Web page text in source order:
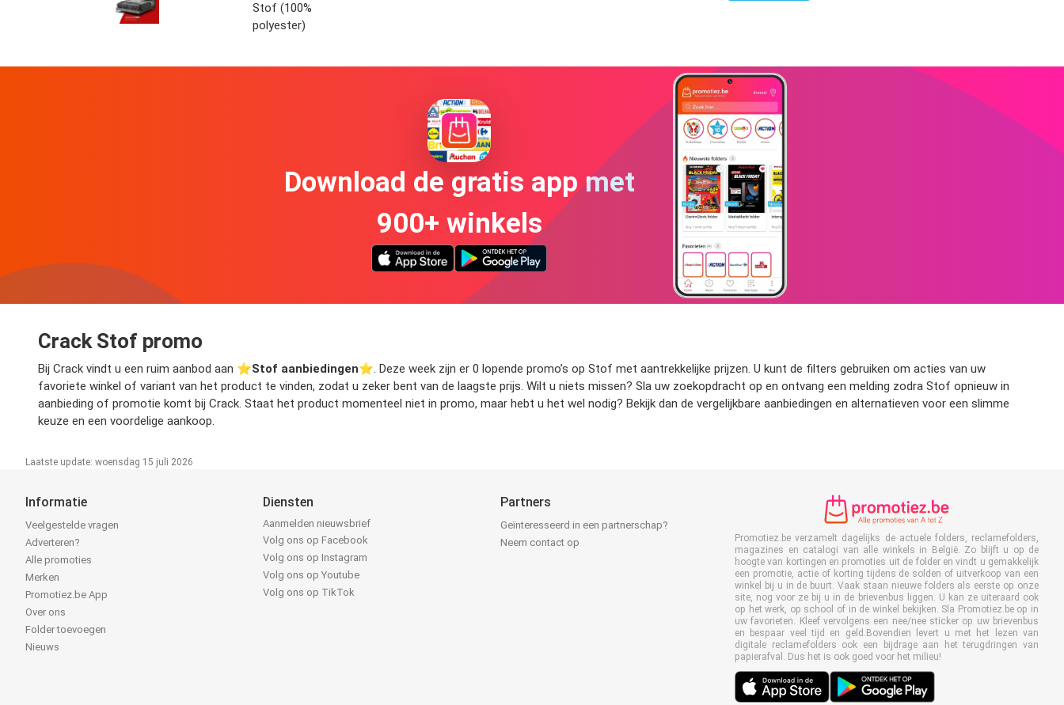
Stof (100%
polyester)
Download de gratis app met
900+ winkels
Crack Stof promo
Bij Crack vindt u een ruim aanbod aan ⭐️Stof aanbiedingen⭐️. Deze week zijn er 0 lopende promo’s op Stof met aantrekkelijke prijzen. U kunt de filters gebruiken om acties van uw
favoriete winkel of variant van het product te vinden, zodat u zeker bent van de laagste prijs. Wilt u niets missen? Sla uw zoekopdracht op en ontvang een melding zodra Stof opnieuw in
aanbieding of promotie komt bij Crack. Staat het product momenteel niet in promo, maar hebt u het wel nodig? Bekijk dan de vergelijkbare aanbiedingen en alternatieven voor een slimme
keuze en een voordelige aankoop.
Laatste update: woensdag 15 juli 2026
Informatie
Veelgestelde vragen
Adverteren?
Alle promoties
Merken
Promotiez.be App
Over ons
Folder toevoegen
Nieuws
Diensten
Aanmelden nieuwsbrief
Volg ons op Facebook
Volg ons op Instagram
Volg ons op Youtube
Volg ons op TikTok
Partners
Geïnteresseerd in een partnerschap?
Neem contact op
Promotiez.be verzamelt dagelijks de actuele folders, reclamefolders,
magazines en catalogi van alle winkels in België. Zo blijft u op de
hoogte van kortingen en promoties uit de folder en vindt u gemakkelijk
een promotie, actie of korting tijdens de solden of uitverkoop van een
winkel bij u in de buurt. Vaak staan nieuwe folders als eerste op onze
site, nog voor ze bij u in de brievenbus liggen. U kan ze uiteraard ook
op het werk, op school of in de winkel bekijken. Sla Promotiez.be op in
uw favorieten. Kleef vervolgens een nee/nee sticker op uw brievenbus
en bespaar veel tijd en geld.Bovendien levert u met het lezen van
digitale reclamefolders ook een bijdrage aan het terugdringen van
papierafval. Dus het is ook goed voor het milieu!